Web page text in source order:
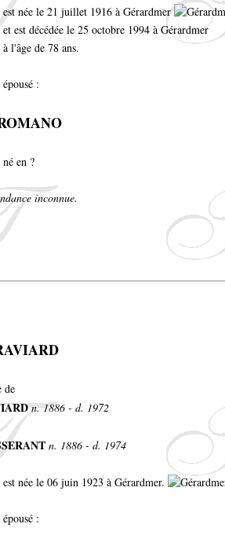
est née le 21 juillet 1916 à Gérardmer
et est décédée le 25 octobre 1994 à Gérardmer
à l'âge de 78 ans.
:
né en ?
inconnue.
de
n. 1886 - d. 1972
n. 1886 - d. 1974
est née le 06 juin 1923 à Gérardmer.
: